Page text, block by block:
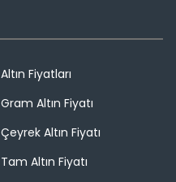
Altın Fiyatları
Gram Altın Fiyatı
Çeyrek Altın Fiyatı
Tam Altın Fiyatı